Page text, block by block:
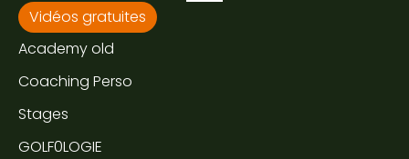
Vidéos gratuites
Academy old
Coaching Perso
Stages
GOLF0LOGIE